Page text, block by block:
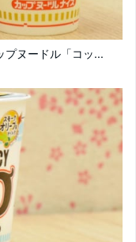
プヌードル「コッ...